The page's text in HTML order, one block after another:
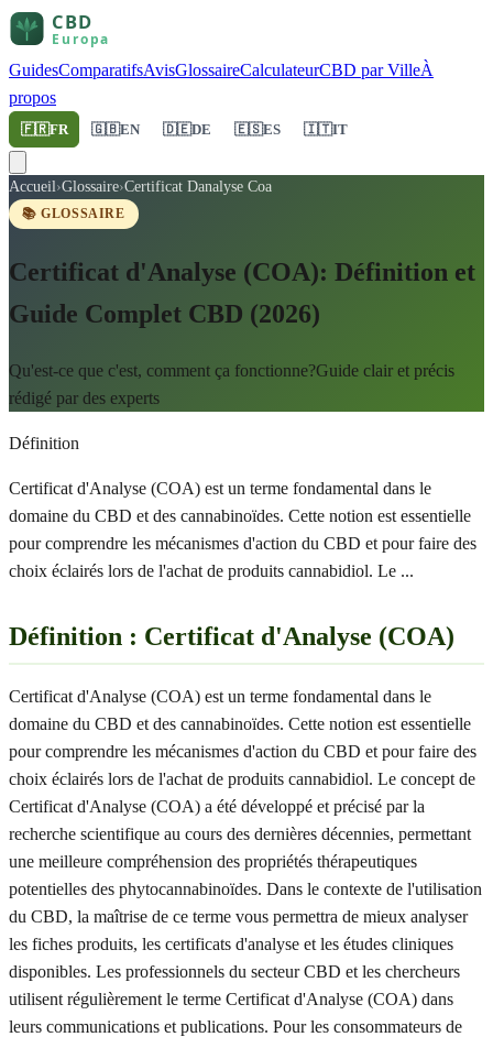
GuidesComparatifsAvisGlossaireCalculateurCBD par VilleÀ
propos
🇫🇷FR 🇬🇧EN 🇩🇪DE 🇪🇸ES 🇮🇹IT
Accueil›Glossaire›Certificat Danalyse Coa
📚 GLOSSAIRE
Certificat d'Analyse (COA): Définition et
Guide Complet CBD (2026)
Qu'est-ce que c'est, comment ça fonctionne?Guide clair et précis
rédigé par des experts
Définition
Certificat d'Analyse (COA) est un terme fondamental dans le
domaine du CBD et des cannabinoïdes. Cette notion est essentielle
pour comprendre les mécanismes d'action du CBD et pour faire des
choix éclairés lors de l'achat de produits cannabidiol. Le ...
Définition : Certificat d'Analyse (COA)
Certificat d'Analyse (COA) est un terme fondamental dans le
domaine du CBD et des cannabinoïdes. Cette notion est essentielle
pour comprendre les mécanismes d'action du CBD et pour faire des
choix éclairés lors de l'achat de produits cannabidiol. Le concept de
Certificat d'Analyse (COA) a été développé et précisé par la
recherche scientifique au cours des dernières décennies, permettant
une meilleure compréhension des propriétés thérapeutiques
potentielles des phytocannabinoïdes. Dans le contexte de l'utilisation
du CBD, la maîtrise de ce terme vous permettra de mieux analyser
les fiches produits, les certificats d'analyse et les études cliniques
disponibles. Les professionnels du secteur CBD et les chercheurs
utilisent régulièrement le terme Certificat d'Analyse (COA) dans
leurs communications et publications. Pour les consommateurs de